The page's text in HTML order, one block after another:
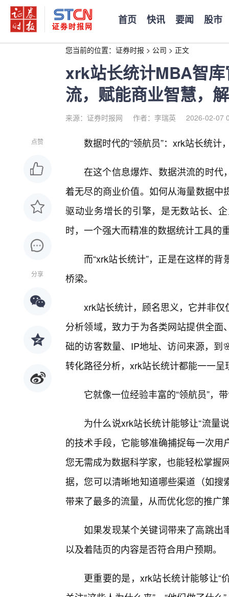
首页 快讯 要闻 股市
您当前的位置： 证券时报 > 公司 > 正文
xrk站长统计MBA智
流，赋能商业智慧，
来源：证券时报网 作者：李瑞英 2026-02-07
点赞
分享
数据时代的“领航员”：xrk站长统计
在这个信息爆炸、数据洪流的时代
着无尽的商业价值。如何从海量数据
驱动业务增长的引擎，是无数站长、
时，一个强大而精准的数据统计工具的
而“xrk站长统计”，正是在这样的
桥梁。
xrk站长统计，顾名思义，它并非
分析领域，致力于为各类网站提供全
础的访客数量、IP地址、访问来源，
转化路径分析，xrk站长统计都能一一呈
它就像一位经验丰富的“领航员”，
为什么说xrk站长统计能够让“流量
的技术手段，它能够准确捕捉每一次
您无需成为数据科学家，也能轻松掌握
据，您可以清晰地知道哪些渠道（如
带来了最多的流量，从而优化您的推广
如果发现某个关键词带来了高跳出
以及着陆页的内容是否符合用户预期。
更重要的是，xrk站长统计能够让“